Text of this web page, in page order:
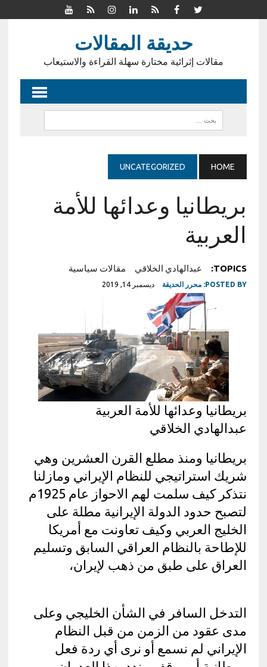
حديقة المقالات
مقالات إثرائية مختارة سهلة القراءة والاستيعاب
HOME
UNCATEGORIZED
بريطانيا وعدائها للأمة
العربية
TOPICS: عبدالهادي الخلاقي مقالات سياسية
POSTED BY: محرر الحديقة ديسمبر 14, 2019
بريطانيا وعدائها للأمة العربية
عبدالهادي الخلاقي
بريطانيا ومنذ مطلع القرن العشرين وهي
شريك استراتيجي للنظام الإيراني ومازلنا
نتذكر كيف سلمت لهم الاحواز عام 1925م
لتصبح حدود الدولة الإيرانية مطلة على
الخليج العربي وكيف تعاونت مع أمريكا
للإطاحة بالنظام العراقي السابق وتسليم
العراق على طبق من ذهب لإيران،
التدخل السافر في الشأن الخليجي وعلى
مدى عقود من الزمن من قبل النظام
الإيراني لم نسمع أو نرى أي ردة فعل